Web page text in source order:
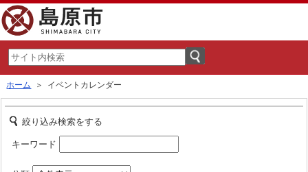
ホーム ＞ イベントカレンダー
絞り込み検索をする
キーワード